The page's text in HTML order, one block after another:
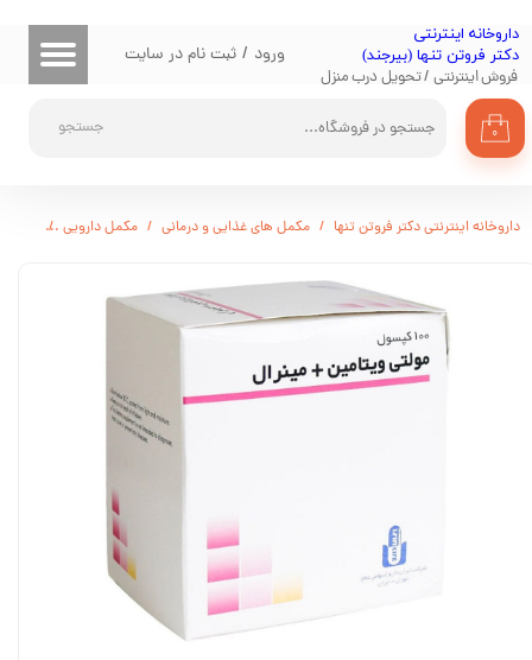
​داروخانه اینترنتی
دکتر فروتن تنها (بیرجند)
فروش اینترنتی / تحویل درب منزل
جستجو ۰
ورود / ثبت نام در سایت
حساب کاربری من
تغییر گذر واژه
سفارشات
خروج از حساب کاربری
داروخانه اینترنتی دکتر فروتن تنها مکمل های غذایی و درمانی مکمل دارویی